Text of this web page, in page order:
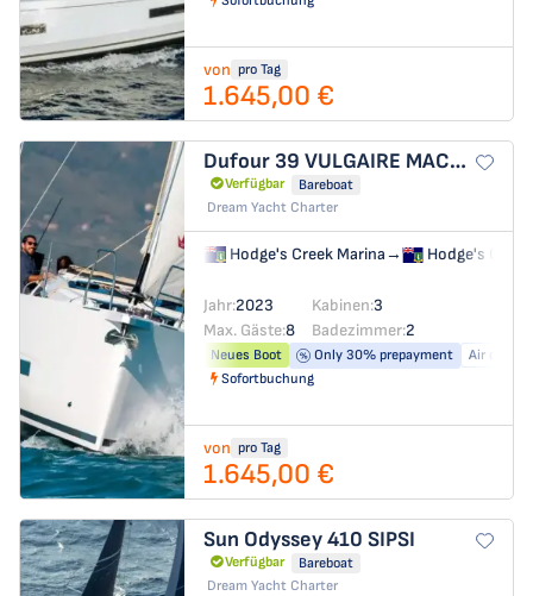
von pro Tag
1.645,00 €
Dufour 39 VULGAIRE MACHIN
Verfügbar
Bareboat
Dream Yacht Charter
Hodge's Creek Marina→ Hodge's
Jahr:2023 Kabinen:3
Max. Gäste:8 Badezimmer:2
Neues Boot Only 30% prepayment
Air
Sofortbuchung
von pro Tag
1.645,00 €
Sun Odyssey 410 SIPSI
Verfügbar
Bareboat
Dream Yacht Charter